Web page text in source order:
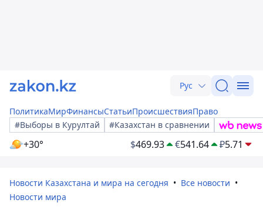
Рус
ПолитикаМирФинансыСтатьиПроисшествияПраво
#Выборы в Курултай
#Казахстан в сравнении
+30° $469.93 €541.64 ₽5.71
Новости Казахстана и мира на сегодня
Все новости
Новости мира